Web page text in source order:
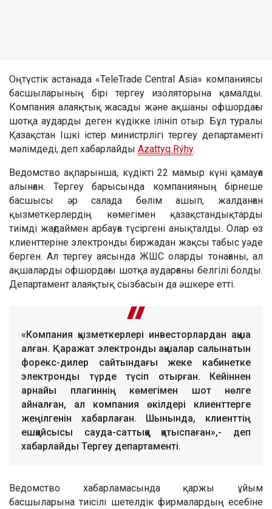
Оңтүстік астанада «TeleTrade Central Asia» компаниясы
басшыларының бірі тергеу изоляторына қамалды.
Компания алаяқтық жасады және ақшаны офшордағы
шотқа аударды деген күдікке ілініп отыр. Бұл туралы
Қазақстан Ішкі істер министрлігі тергеу департаменті
мәлімдеді, деп хабарлайды Azattyq Rýhy.
Ведомство ақпарынша, күдікті 22 мамыр күні қамауға
алынған. Тергеу барысында компанияның бірнеше
басшысы әр салада бөлім ашып, жалданған
қызметкерлердің көмегімен қазақстандықтарды
тиімді жағдаймен арбауға түсіргені анықталды. Олар өз
клиенттеріне электронды биржадан жақсы табыс уәде
берген. Ал тергеу аясында ЖШС оларды тонағаны, ал
ақшаларды офшордағы шотқа аударғаны белгілі болды.
Департамент алаяқтық сызбасын да әшкере етті.
«Компания қызметкерлері инвесторлардан ақша
алған. Қаражат электронды ақшалар салынатын
форекс-дилер сайтындағы жеке кабинетке
электронды түрде түсіп отырған. Кейіннен
арнайы плагиннің көмегімен шот нөлге
айналған, ал компания өкілдері клиенттерге
жеңілгенін хабарлаған. Шынында, клиенттің
ешқайсысы сауда-саттыққа қатыспаған»,- деп
хабарлайды Тергеу департаменті.
Ведомство хабарламасында қаржы ұйым
басшыларына тиісілі шетелдік фирмалардың есебіне